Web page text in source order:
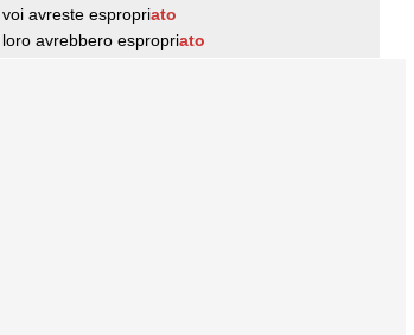
voi avreste espropriato
loro avrebbero espropriato